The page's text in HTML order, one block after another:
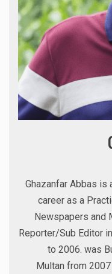
Ghazanfar Abbas is
career as a
Newspapers and
Reporter/Sub Editor
to 2006. was
Multan from